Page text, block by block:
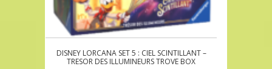
DISNEY LORCANA SET 5 : CIEL SCINTILLANT –
TRESOR DES ILLUMINEURS TROVE BOX